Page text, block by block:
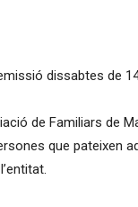
dissabtes de
de Familiars de
que pateixen